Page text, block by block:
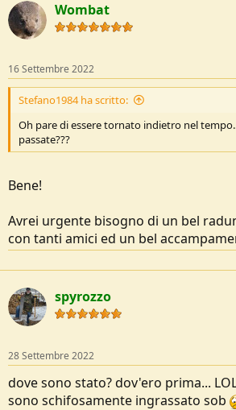
Wombat
16 Settembre 2022
Stefano1984 ha scritto:
Oh pare di essere tornato indietro nel
passate???
Bene!
Avrei urgente bisogno di un bel
con tanti amici ed un bel
spyrozzo
28 Settembre 2022
dove sono stato? dov'ero prima...
sono schifosamente ingrassato sob